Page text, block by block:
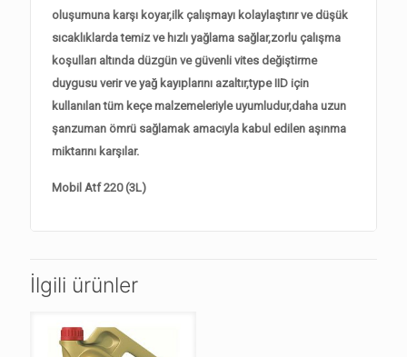
oluşumuna karşı koyar,ilk çalışmayı kolaylaştırır ve düşük
sıcaklıklarda temiz ve hızlı yağlama sağlar,zorlu çalışma
koşulları altında düzgün ve güvenli vites değiştirme
duygusu verir ve yağ kayıplarını azaltır,type IID için
kullanılan tüm keçe malzemeleriyle uyumludur,daha uzun
şanzuman ömrü sağlamak amacıyla kabul edilen aşınma
miktarını karşılar.
Mobil Atf 220 (3L)
İlgili ürünler